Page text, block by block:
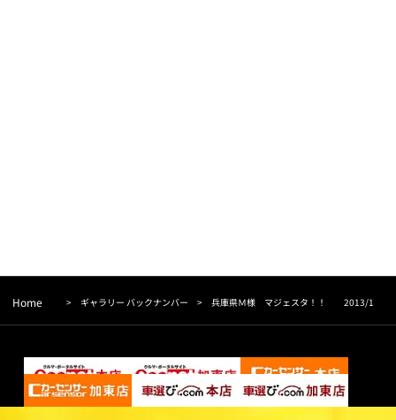
Home > ギャラリー バックナンバー >兵庫県Ｍ様 マジェスタ！！ 2013/1